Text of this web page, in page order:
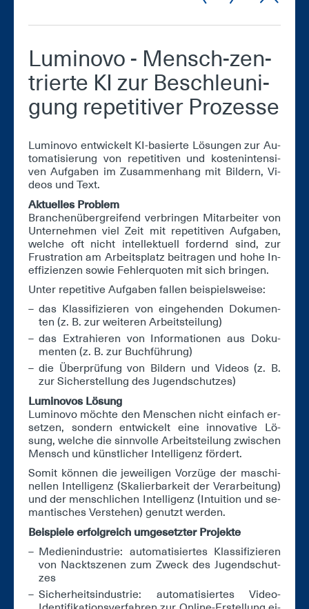
Lu­mi­no­vo - Mensch-zen­
trier­te KI zur Be­schleu­ni­
gung re­pe­ti­ti­ver Pro­zes­se
Lu­mi­no­vo ent­wi­ckelt KI-ba­sier­te Lö­sun­gen zur Au­
to­ma­ti­sie­rung von re­pe­ti­ti­ven und kos­ten­in­ten­si­
ven Auf­ga­ben im Zu­sam­men­hang mit Bil­dern, Vi­
de­os und Text.
Ak­tu­el­les Pro­blem
Bran­chen­über­grei­fend ver­brin­gen Mit­ar­bei­ter von
Un­ter­neh­men viel Zeit mit re­pe­ti­ti­ven Auf­ga­ben,
wel­che oft nicht in­tel­lek­tu­ell for­dernd sind, zur
Frus­tra­ti­on am Ar­beits­platz bei­tra­gen und ho­he In­
ef­fi­zi­en­zen so­wie Feh­ler­quo­ten mit sich brin­gen.
Un­ter re­pe­ti­ti­ve Auf­ga­ben fal­len bei­spiels­wei­se:
das Klas­si­fi­zie­ren von ein­ge­hen­den Do­ku­men­
ten (z. B. zur wei­te­ren Ar­beits­tei­lung)
das Ex­tra­hie­ren von In­for­ma­tio­nen aus Do­ku­
men­ten (z. B. zur Buch­füh­rung)
die Über­prü­fung von Bil­dern und Vi­de­os (z. B.
zur Si­cher­stel­lung des Ju­gend­schut­zes)
Lu­mi­no­vos Lö­sung
Lu­mi­no­vo möch­te den Men­schen nicht ein­fach er­
set­zen, son­dern ent­wi­ckelt ei­ne in­no­va­ti­ve Lö­
sung, wel­che die sinn­vol­le Ar­beits­tei­lung zwi­schen
Mensch und künst­li­cher In­tel­li­genz för­dert.
So­mit kön­nen die je­wei­li­gen Vor­zü­ge der ma­schi­
nel­len In­tel­li­genz (Ska­lier­bar­keit der Ver­ar­bei­tung)
und der mensch­li­chen In­tel­li­genz (In­tui­ti­on und se­
man­ti­sches Ver­ste­hen) ge­nutzt wer­den.
Bei­spie­le er­folg­reich um­ge­setz­ter Pro­jek­te
Me­di­en­in­dus­trie: au­to­ma­ti­sier­tes Klas­si­fi­zie­ren
von Nackt­sze­nen zum Zweck des Ju­gend­schut­
zes
Si­cher­heits­in­dus­trie: au­to­ma­ti­sier­tes Vi­deo-